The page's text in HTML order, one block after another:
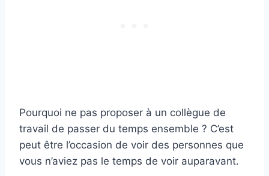
Pourquoi ne pas proposer à un collègue de
travail de passer du temps ensemble ? C’est
peut être l’occasion de voir des personnes que
vous n’aviez pas le temps de voir auparavant.